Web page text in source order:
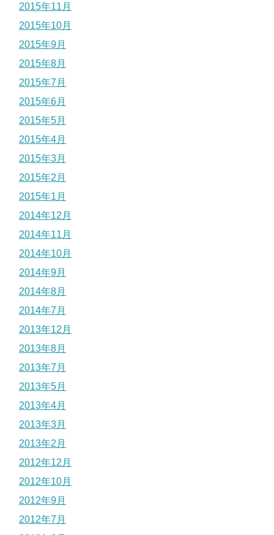
2015年11月
2015年10月
2015年9月
2015年8月
2015年7月
2015年6月
2015年5月
2015年4月
2015年3月
2015年2月
2015年1月
2014年12月
2014年11月
2014年10月
2014年9月
2014年8月
2014年7月
2013年12月
2013年8月
2013年7月
2013年5月
2013年4月
2013年3月
2013年2月
2012年12月
2012年10月
2012年9月
2012年7月